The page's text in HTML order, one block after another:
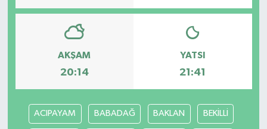
AKŞAM
20:14
YATSI
21:41
ACIPAYAM BABADAĞ BAKLAN BEKİLLİ